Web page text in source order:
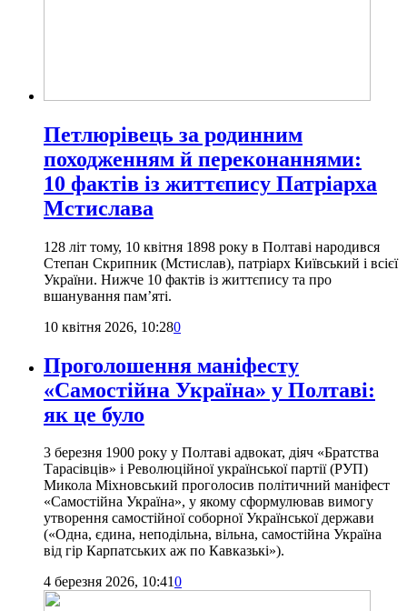
Петлюрівець за родинним
походженням й переконаннями:
10 фактів із життєпису Патріарха
Мстислава
128 літ тому, 10 квітня 1898 року в Полтаві народився
Степан Скрипник (Мстислав), патріарх Київський і всієї
України. Нижче 10 фактів із життєпису та про
вшанування пам’яті.
10 квітня 2026, 10:280
Проголошення маніфесту
«Самостійна Україна» у Полтаві:
як це було
3 березня 1900 року у Полтаві адвокат, діяч «Братства
Тарасівців» і Революційної української партії (РУП)
Микола Міхновський проголосив політичний маніфест
«Самостійна Україна», у якому сформулював вимогу
утворення самостійної соборної Української держави
(«Одна, єдина, неподільна, вільна, самостійна Україна
від гір Карпатських аж по Кавказькі»).
4 березня 2026, 10:410